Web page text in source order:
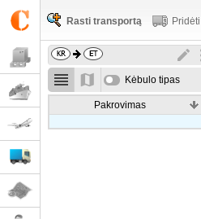
Rasti transportą
Kėbulo tipas
Pakrovimas